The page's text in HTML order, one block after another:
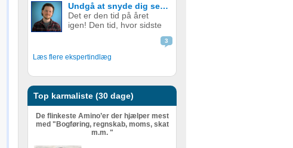
godt samarbejde – og et
bedre produkt i sidste
ende. Det handler om at
Undgå at snyde dig selv og skat: Sådan får du styr på oplysningsskemaet
Det er den tid på året
igen! Den tid, hvor sidste
Skattestyrelsen. Men hvad
er det egentlig, der skal
udskudt til d....
3
Læs flere ekspertindlæg
Top karmaliste (30 dage)
De flinkeste Amino’er der hjælper mest
med "Bogføring, regnskab, moms, skat
m.m. "